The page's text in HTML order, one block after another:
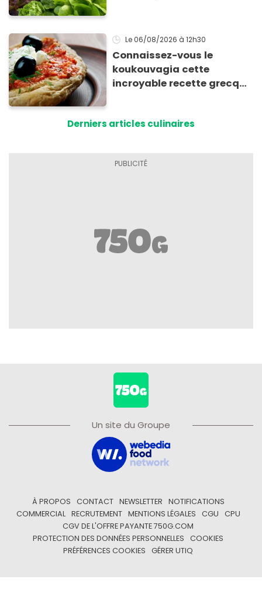
Le 06/08/2026 à 12h30
Connaissez-vous le
koukouvagia cette
incroyable recette grecque
Derniers articles culinaires
Un site du Groupe
À PROPOS CONTACT NEWSLETTER
NOTIFICATIONS
COMMERCIAL
RECRUTEMENT MENTIONS LÉGALES CGU
CPU
CGV DE L'OFFRE PAYANTE 750G.COM
PROTECTION DES DONNÉES PERSONNELLES
COOKIES
PRÉFÉRENCES COOKIES
GÉRER UTIQ